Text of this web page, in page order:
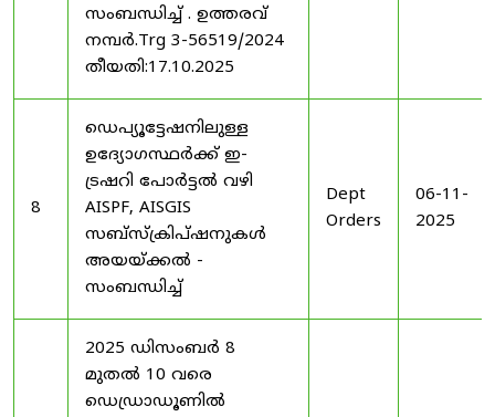
സംബന്ധിച്ച് . ഉത്തരവ്
നമ്പർ.Trg 3-56519/2024
തീയതി:17.10.2025
8
ഡെപ്യൂട്ടേഷനിലുള്ള
ഉദ്യോഗസ്ഥർക്ക് ഇ-
ട്രഷറി പോർട്ടൽ വഴി
AISPF, AISGIS
സബ്‌സ്‌ക്രിപ്‌ഷനുകൾ
അയയ്ക്കൽ -
സംബന്ധിച്ച്
Dept
Orders
06-11-
2025
2025 ഡിസംബർ 8
മുതൽ 10 വരെ
ഡെഡ്രാഡൂണിൽ